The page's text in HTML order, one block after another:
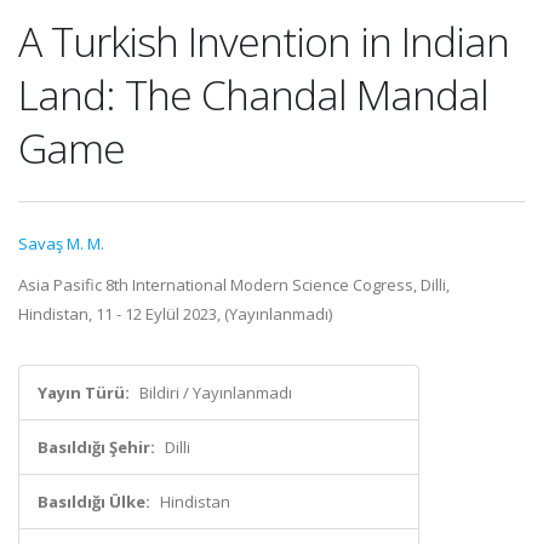
A Turkish Invention in Indian
Land: The Chandal Mandal
Game
Savaş M. M.
Asia Pasific 8th International Modern Science Cogress, Dilli,
Hindistan, 11 - 12 Eylül 2023, (Yayınlanmadı)
Yayın Türü: Bildiri / Yayınlanmadı
Basıldığı Şehir: Dilli
Basıldığı Ülke: Hindistan